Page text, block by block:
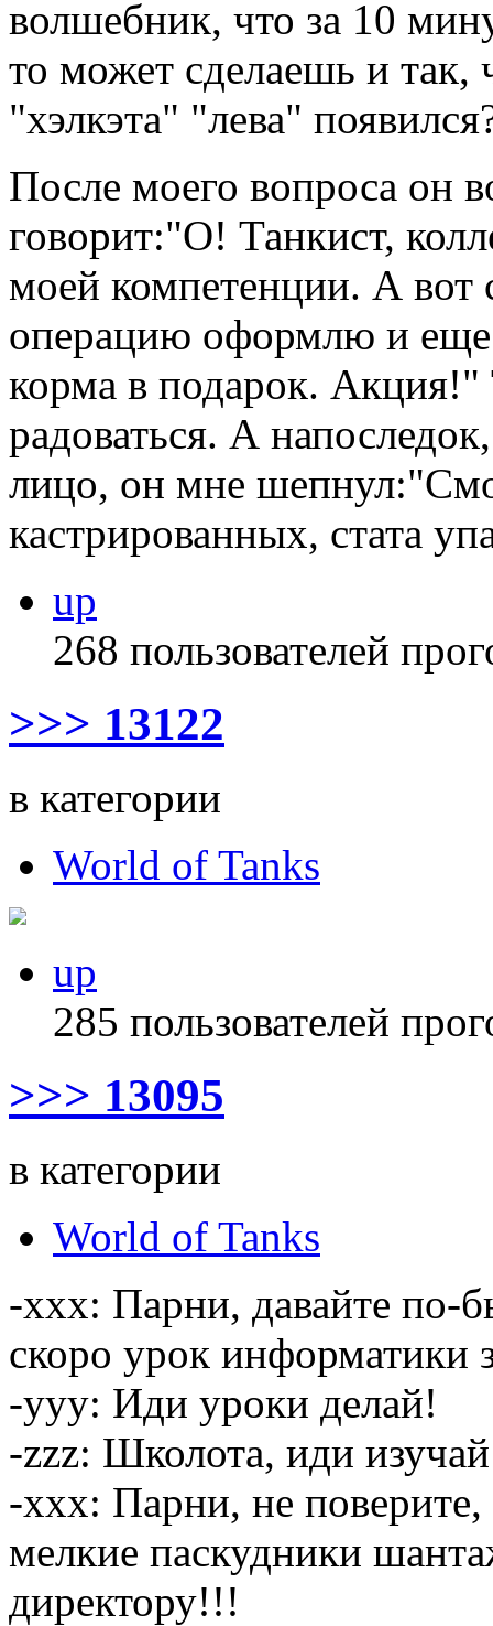
волшебник, что за 10
то может сделаешь и так,
"хэлкэта" "лева"
После моего вопроса он
говорит:"О! Танкист,
моей компетенции. А вот
операцию оформлю и
корма в подарок. Акция!"
радоваться. А
лицо, он мне
кастрированных, стата
up
268 пользователей
>>> 13122
в категории
World of Tanks
up
285 пользователей
>>> 13095
в категории
World of Tanks
-xxx: Парни, давайте по-
скоро урок информатики
-yyy: Иди уроки делай!
-zzz: Школота, иди
-xxx: Парни, не поверите,
мелкие паскудники
директору!!!